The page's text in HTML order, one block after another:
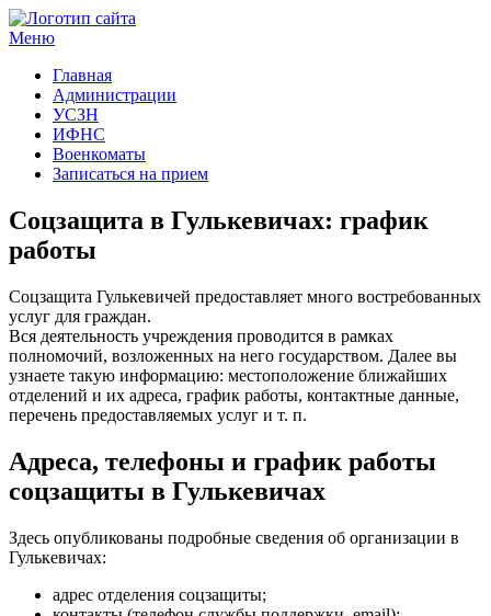
Меню
Главная
Администрации
УСЗН
ИФНС
Военкоматы
Записаться на прием
Соцзащита в Гулькевичах: график
работы
Соцзащита Гулькевичей предоставляет много востребованных
услуг для граждан.
Вся деятельность учреждения проводится в рамках
полномочий, возложенных на него государством. Далее вы
узнаете такую информацию: местоположение ближайших
отделений и их адреса, график работы, контактные данные,
перечень предоставляемых услуг и т. п.
Адреса, телефоны и график работы
соцзащиты в Гулькевичах
Здесь опубликованы подробные сведения об организации в
Гулькевичах:
адрес отделения соцзащиты;